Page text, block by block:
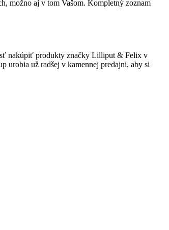
možno aj v tom Vašom. Kompletný zoznam
nakúpiť produkty značky Lilliput & Felix v
urobia už radšej v kamennej predajni, aby si